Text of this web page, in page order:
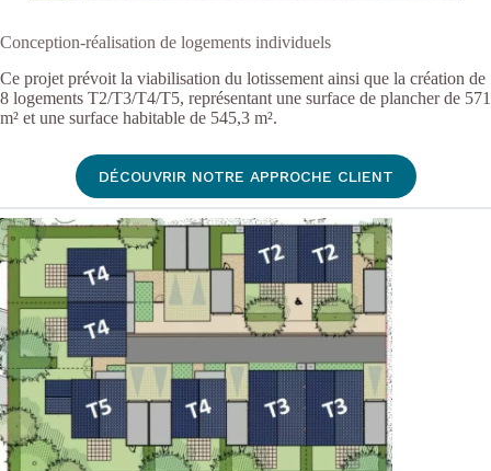
Conception-réalisation de logements individuels
Ce projet prévoit la viabilisation du lotissement ainsi que la création de
8 logements T2/T3/T4/T5, représentant une surface de plancher de 571
m² et une surface habitable de 545,3 m².
DÉCOUVRIR NOTRE APPROCHE CLIENT